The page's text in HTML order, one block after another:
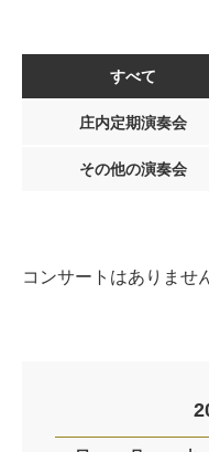
すべて
庄内定期演奏会
その他の演奏会
コンサートはありませ